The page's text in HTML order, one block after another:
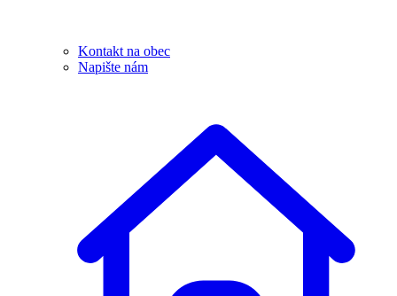
Kontakt na obec
Napište nám